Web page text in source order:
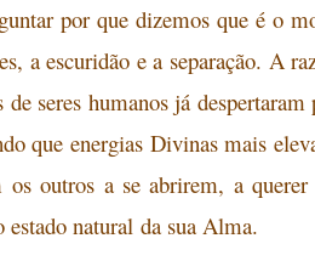
por que dizemos que é o
a escuridão e a separação. A
sereshumanos já despertaram
que energias Divinas mais
os outros a se abrirem, a
natural da sua Alma.